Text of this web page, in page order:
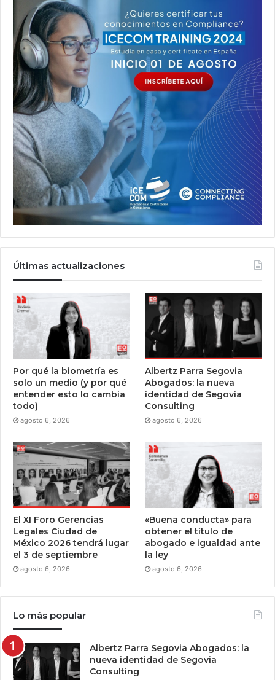
Últimas actualizaciones
Por qué la biometría es
solo un medio (y por qué
entender esto lo cambia
todo)
agosto 6, 2026
Albertz Parra Segovia
Abogados: la nueva
identidad de Segovia
Consulting
agosto 6, 2026
El XI Foro Gerencias
Legales Ciudad de
México 2026 tendrá lugar
el 3 de septiembre
agosto 6, 2026
«Buena conducta» para
obtener el título de
abogado e igualdad ante
la ley
agosto 6, 2026
Lo más popular
Albertz Parra Segovia Abogados: la
nueva identidad de Segovia
Consulting